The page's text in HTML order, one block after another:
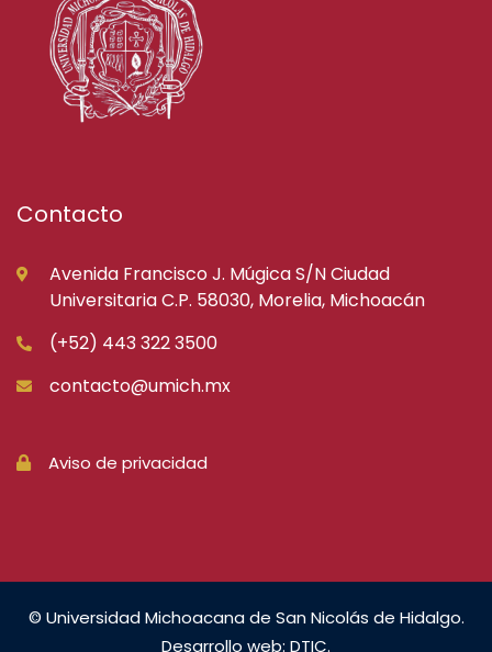
Contacto
Avenida Francisco J. Múgica S/N Ciudad
Universitaria C.P. 58030, Morelia, Michoacán
(+52) 443 322 3500
contacto@umich.mx
Aviso de privacidad
© Universidad Michoacana de San Nicolás de Hidalgo.
Desarrollo web: DTIC.